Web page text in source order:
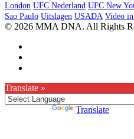
London UFC Nederland UFC New
Sao Paulo Uitslagen USADA Video
© 2026 MMA DNA. All Rights
Translate »
Translate